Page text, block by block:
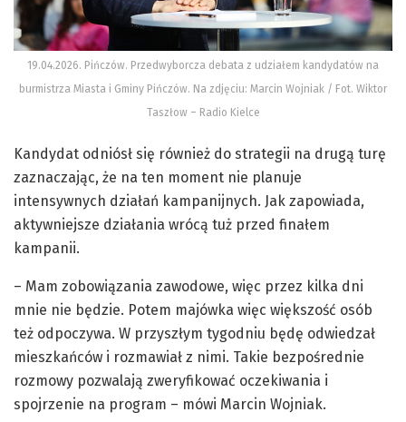
19.04.2026. Pińczów. Przedwyborcza debata z udziałem kandydatów na
burmistrza Miasta i Gminy Pińczów. Na zdjęciu: Marcin Wojniak / Fot. Wiktor
Taszłow – Radio Kielce
Kandydat odniósł się również do strategii na drugą turę
zaznaczając, że na ten moment nie planuje
intensywnych działań kampanijnych. Jak zapowiada,
aktywniejsze działania wrócą tuż przed finałem
kampanii.
– Mam zobowiązania zawodowe, więc przez kilka dni
mnie nie będzie. Potem majówka więc większość osób
też odpoczywa. W przyszłym tygodniu będę odwiedzał
mieszkańców i rozmawiał z nimi. Takie bezpośrednie
rozmowy pozwalają zweryfikować oczekiwania i
spojrzenie na program – mówi Marcin Wojniak.